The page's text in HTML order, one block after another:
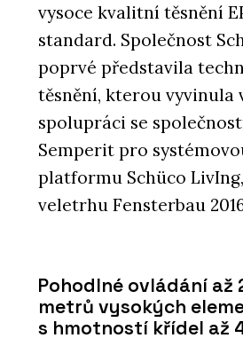
vysoce kvalitní těsnění
standard. Společnost
poprvé představila
těsnění, kterou vyvinula
spolupráci se
Semperit pro
platformu Schüco
veletrhu Fensterbau
Pohodlné ovládání až
metrů vysokých
s hmotností křídel až